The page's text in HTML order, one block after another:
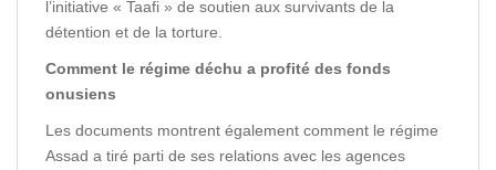
l’initiative « Taafi » de soutien aux survivants de la
détention et de la torture.
Comment le régime déchu a profité des fonds
onusiens
Les documents montrent également comment le régime
Assad a tiré parti de ses relations avec les agences